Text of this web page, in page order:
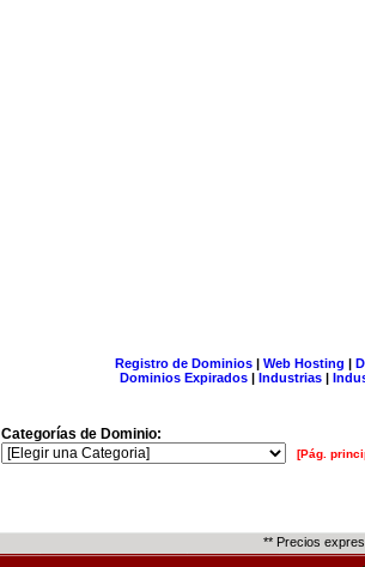
Registro de Dominios| Web Hosting |
Dominios Expirados | Industrias |
Categorías de Dominio:
[Pág.
** Precios